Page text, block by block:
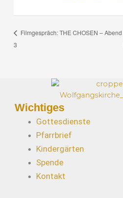
Filmgespräch: THE CHOSEN – Abend
3
Wichtiges
Gottesdienste
Pfarrbrief
Kindergärten
Spende
Kontakt